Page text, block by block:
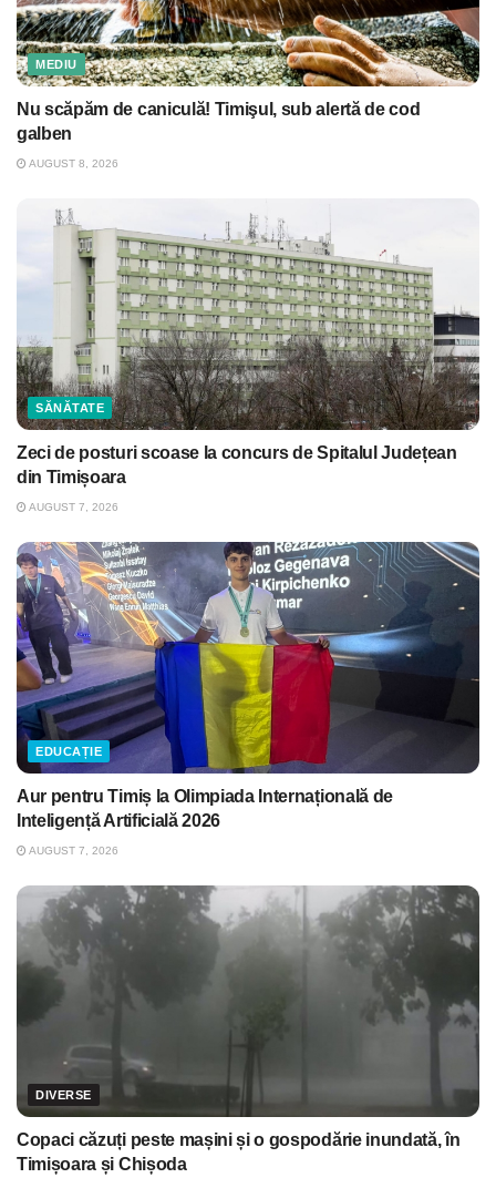
MEDIU
Nu scăpăm de caniculă! Timişul, sub alertă de cod
galben
AUGUST 8, 2026
SĂNĂTATE
Zeci de posturi scoase la concurs de Spitalul Județean
din Timișoara
AUGUST 7, 2026
EDUCAȚIE
Aur pentru Timiș la Olimpiada Internațională de
Inteligență Artificială 2026
AUGUST 7, 2026
DIVERSE
Copaci căzuți peste mașini și o gospodărie inundată, în
Timișoara și Chișoda